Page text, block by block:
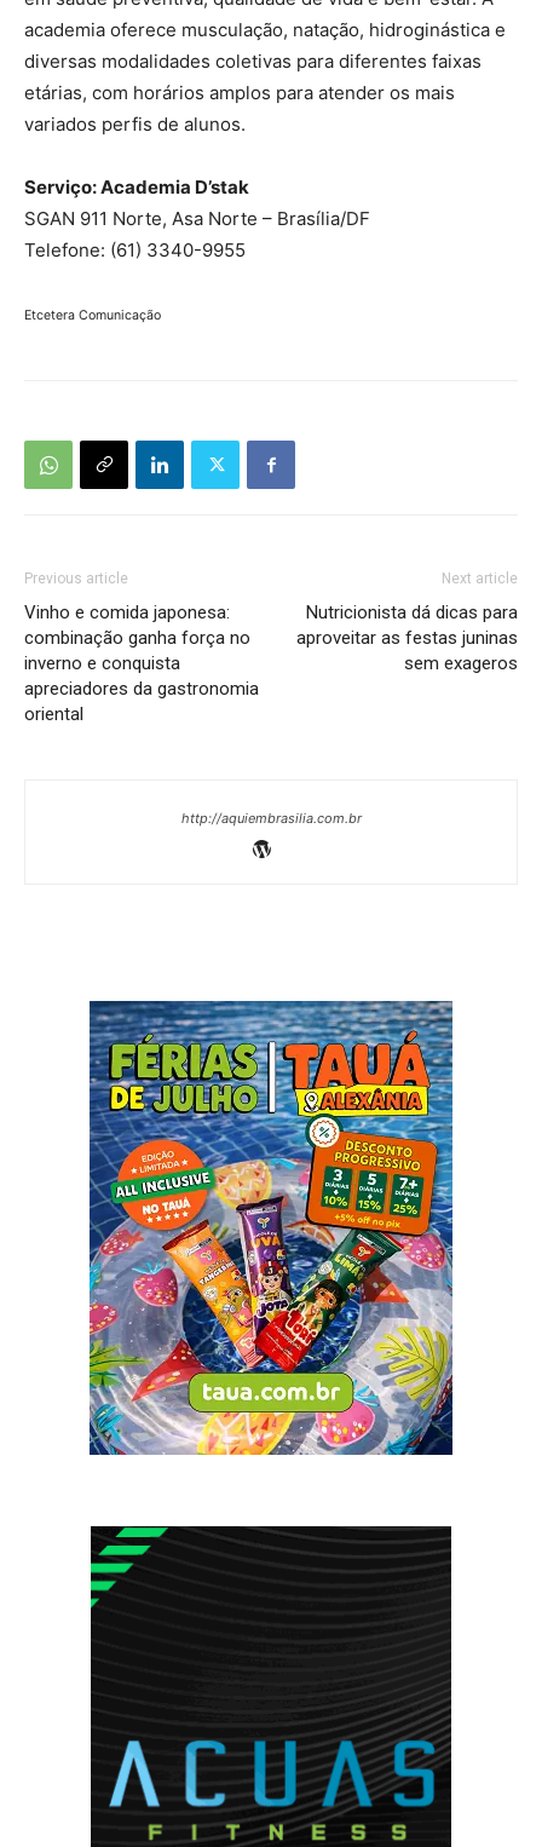
academia oferece musculação, natação, hidroginástica e
diversas modalidades coletivas para diferentes faixas
etárias, com horários amplos para atender os mais
variados perfis de alunos.
Serviço: Academia D’stak
SGAN 911 Norte, Asa Norte – Brasília/DF
Telefone: (61) 3340-9955
Etcetera Comunicação
Previous article
Vinho e comida japonesa:
combinação ganha força no
inverno e conquista
apreciadores da gastronomia
oriental
Next article
Nutricionista dá dicas para
aproveitar as festas juninas
sem exageros
http://aquiembrasilia.com.br